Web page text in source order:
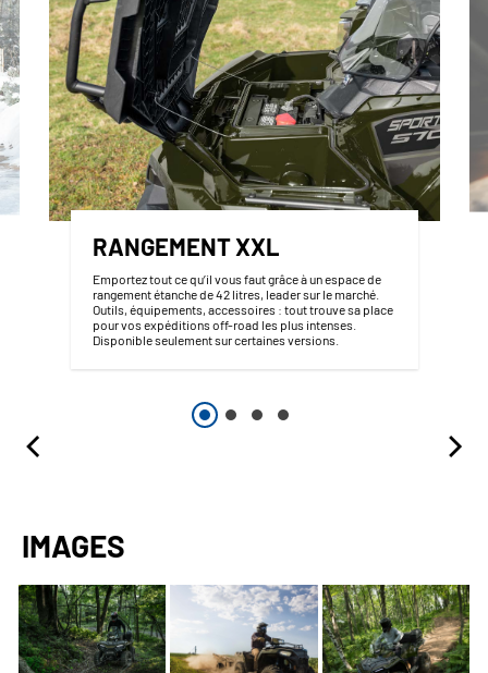
RANGEMENT XXL
Emportez tout ce qu’il vous faut grâce à un espace de
rangement étanche de 42 litres, leader sur le marché.
Outils, équipements, accessoires : tout trouve sa place
pour vos expéditions off-road les plus intenses.
Disponible seulement sur certaines versions.
IMAGES